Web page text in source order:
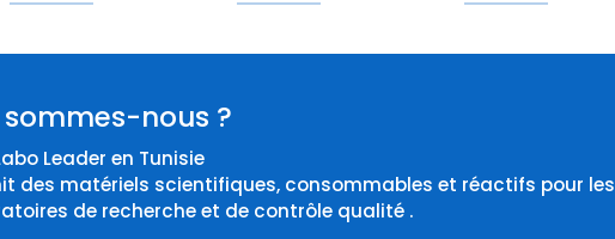
sommes-nous ?
Leader en Tunisie
des matériels scientifiques, consommables et réactifs pour les
de recherche et de contrôle qualité .